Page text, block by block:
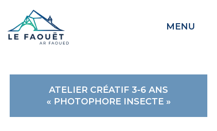
MENU
ATELIER CRÉATIF 3-6 ANS
« PHOTOPHORE INSECTE »